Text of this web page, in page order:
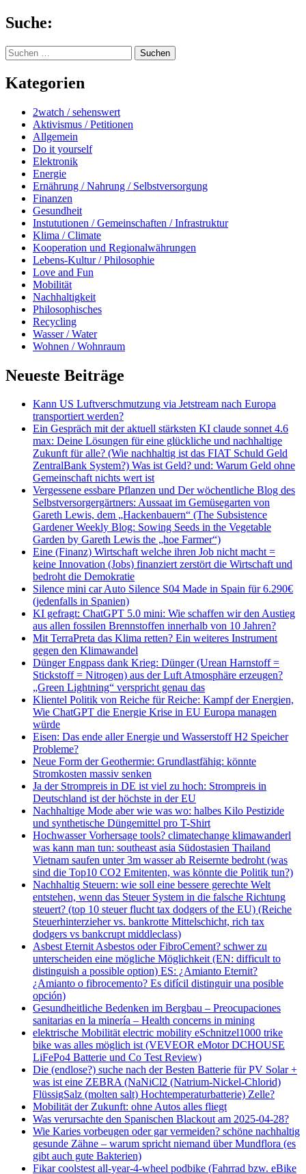
Springe
zum
Inhalt
Suche:
Suchen
nach:
Kategorien
2watch / sehenswert
Aktivismus / Petitionen
Allgemein
Do it yourself
Elektronik
Energie
Ernährung / Nahrung / Selbstversorgung
Finanzen
Gesundheit
Instututionen / Gemeinschaften / Infrastruktur
Klima / Climate
Kooperation und Regionalwährungen
Lebens-Kultur / Philosophie
Love and Fun
Mobilität
Nachhaltigkeit
Philosophisches
Recycling
Wasser / Water
Wohnen / Wohnraum
Neueste Beiträge
Kann US Luftverschmutzung via Jetstream nach Europa
transportiert werden?
Ein Gespräch mit der aktuell stärksten KI claude sonnet 4.6
max: Deine Lösungen für eine glückliche und nachhaltige
Zukunft für alle? (Wie nachhaltig ist das FIAT Schuld Geld
ZentralBank System?) Was ist Geld? und: Warum Geld ohne
Gemeinschaft nichts wert ist
Vergessene essbare Pflanzen und Der wöchentliche Blog des
Selbstversorgergärtners: Aussaat im Gemüsegarten von
Gareth Lewis, dem „Hackenbauern“ (The Subsistence
Gardener Weekly Blog: Sowing Seeds in the Vegetable
Garden by Gareth Lewis the „hoe Farmer“)
Eine (Finanz) Wirtschaft welche ihren Job nicht macht =
keine Innovation (Jobs) finanziert zerstört die Wirtschaft und
bedroht die Demokratie
Silence mini car Auto Silence S04 Made in Spain für 6.290€
(jedenfalls in Spanien)
KI gefragt: ChatGPT 5.0 mini: Wie schaffen wir den Austieg
aus allen fossilen Brennstoffen innerhalb von 10 Jahren?
Mit TerraPreta das Klima retten? Ein weiteres Instrument
gegen den Klimawandel
Dünger Engpass dank Krieg: Dünger (Urean Harnstoff =
Stickstoff = Nitrogen) aus der Luft Atmosphäre erzeugen?
„Green Lightning“ verspricht genau das
Klientel Politik von Reiche für Reiche: Kampf der Energien,
Wie ChatGPT die Energie Krise in EU Europa managen
würde
Eisen: Das ende aller Energie und Wasserstoff H2 Speicher
Probleme?
Neue Form der Geothermie: Grundlastfähig: könnte
Stromkosten massiv senken
Ja der Strompreis in DE ist viel zu hoch: Strompreis in
Deutschland ist der höchste in der EU
Nachhaltige Mode aber wie was wo: halbes Kilo Pestizide
und synthetische Düngemittel pro T-Shirt
Hochwasser Vorhersage tools? climatechange klimawanderl
was kann man tun: southeast asia Südostasien Thailand
Vietnam saufen unter 3m wasser ab Reisernte bedroht (was
sind die Top10 CO2 Emitenten, was könnte die Politik tun?)
Nachhaltig Steuern: wie soll eine bessere gerechte Welt
entstehen, wenn das Steuer System in die falsche Richtung
steuert? (top 10 steuer flucht tax dodgers of the EU) (Reiche
Steuerhinterzieher vs. bankrotte Mittelschicht, rich tax
dodgers vs bankcrupt middleclass)
Asbest Eternit Asbestos oder FibroCement? schwer zu
unterscheiden eine mögliche Möglichkeit (EN: difficult to
distinguish a possible option) ES: ¿Amianto Eternit?
¿Amianto o fibrocemento? Es difícil distinguir una posible
opción)
Gesundheitliche Bedenken im Bergbau – Preocupaciones
sanitarias en la minería – Health concerns in mining
elektrische Mobilität electric mobility eSchnitzel1000 trike
bike was alles möglich ist (VEVEOR eMotor DCHOUSE
LiFePo4 Batterie und Co Test Review)
Die (endlose?) suche nach der Besten Batterie für PV Solar +
was ist eine ZEBRA (NaNiCl2 (Natrium-Nickel-Chlorid)
FlüssigSalz (molten salt) Hochtemperaturbatterie) Zelle?
Mobilität der Zukunft: ohne Autos alles fliegt
Was verursachte den Spanischen Blackout am 2025-04-28?
Wie Karies vorbeugen oder gar vermeiden? schöne nachhaltig
gesunde Zähne – warum spricht niemand über Mundflora (es
gibt auch gute Bakterien)
Fikar coolstest all-year-4-wheel podbike (Fahrrad bzw. eBike